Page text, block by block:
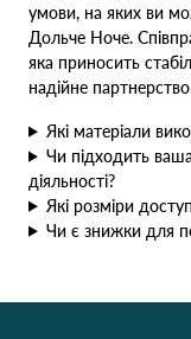
умови, на яких ви
Дольче Ноче.
яка приносить
надійне
Які матеріали
Чи підходить
діяльності?
Які розміри
Чи є знижки для